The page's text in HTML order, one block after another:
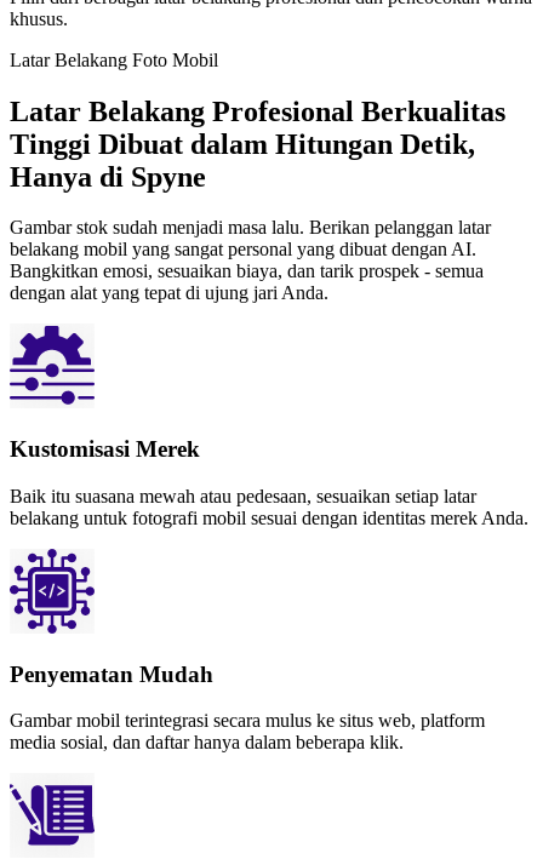
khusus.
Latar Belakang Foto Mobil
Latar Belakang Profesional Berkualitas
Tinggi Dibuat dalam Hitungan Detik,
Hanya di Spyne
Gambar stok sudah menjadi masa lalu. Berikan pelanggan latar
belakang mobil yang sangat personal yang dibuat dengan AI.
Bangkitkan emosi, sesuaikan biaya, dan tarik prospek - semua
dengan alat yang tepat di ujung jari Anda.
Kustomisasi Merek
Baik itu suasana mewah atau pedesaan, sesuaikan setiap latar
belakang untuk fotografi mobil sesuai dengan identitas merek Anda.
Penyematan Mudah
Gambar mobil terintegrasi secara mulus ke situs web, platform
media sosial, dan daftar hanya dalam beberapa klik.